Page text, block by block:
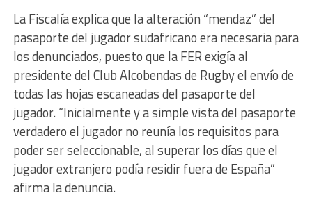
La Fiscalía explica que la alteración “mendaz” del
pasaporte del jugador sudafricano era necesaria para
los denunciados, puesto que la FER exigía al
presidente del Club Alcobendas de Rugby el envío de
todas las hojas escaneadas del pasaporte del
jugador. “Inicialmente y a simple vista del pasaporte
verdadero el jugador no reunía los requisitos para
poder ser seleccionable, al superar los días que el
jugador extranjero podía residir fuera de España”
afirma la denuncia.